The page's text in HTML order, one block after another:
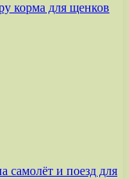
корма для щенков
самолёт и поезд для